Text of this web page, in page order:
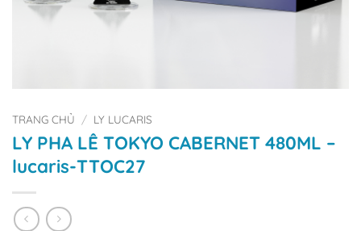
TRANG CHỦ / LY LUCARIS
LY PHA LÊ TOKYO CABERNET 480ML –
lucaris-TTOC27